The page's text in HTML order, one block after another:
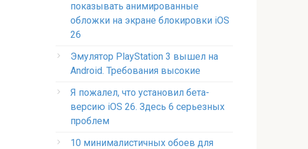
показывать анимированные
обложки на экране блокировки iOS
26
Эмулятор PlayStation 3 вышел на
Android. Требования высокие
Я пожалел, что установил бета-
версию iOS 26. Здесь 6 серьезных
проблем
10 минималистичных обоев для